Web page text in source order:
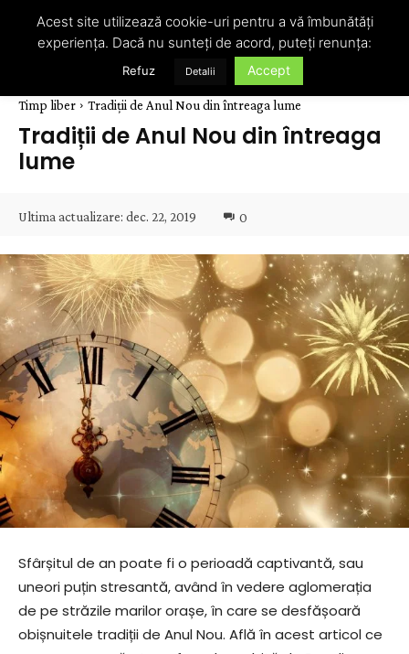
Timp liber Tradiții de Anul Nou din întreaga lume
Tradiții de Anul Nou din întreaga
lume
Ultima actualizare: dec. 22, 2019 0
Sfârșitul de an poate fi o perioadă captivantă, sau
uneori puțin stresantă, având în vedere aglomerația
de pe străzile marilor orașe, în care se desfășoară
obișnuitele tradiții de Anul Nou. Află în acest articol ce
Acest site utilizează cookie-uri pentru a vă îmbunătăți
experiența. Dacă nu sunteți de acord, puteți renunța:
Refuz Detalii Accept